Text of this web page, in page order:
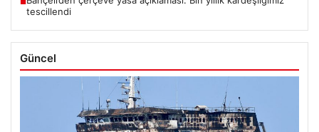
tescillendi
Güncel